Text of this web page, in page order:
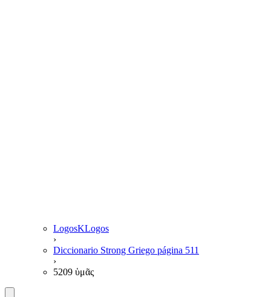
LogosKLogos
›
Diccionario Strong Griego página 511
›
5209 ὑμᾶς